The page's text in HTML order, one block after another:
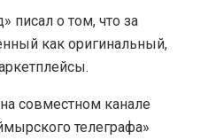
писал о том, что за
как оригинальный,
совместном канале
телеграфа»